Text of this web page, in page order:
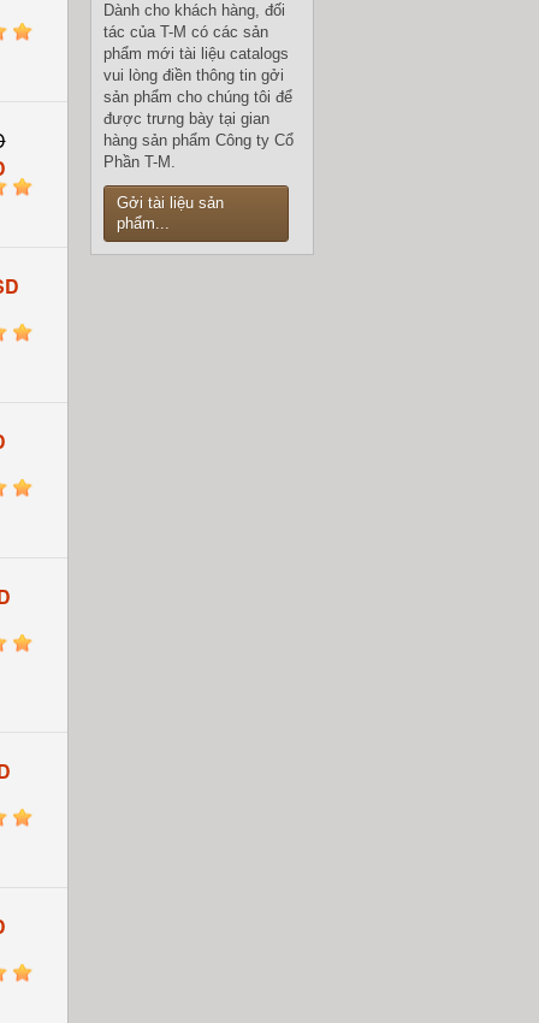
5
5
5
5
5
5
5
Dành cho khách hàng, đối
tác của T-M có các sản
phẩm mới tài liệu catalogs
vui lòng điền thông tin gởi
sản phẩm cho chúng tôi để
được trưng bày tại gian
hàng sản phẩm Công ty Cổ
Phần T-M.
Gởi tài liệu sản
phẩm...